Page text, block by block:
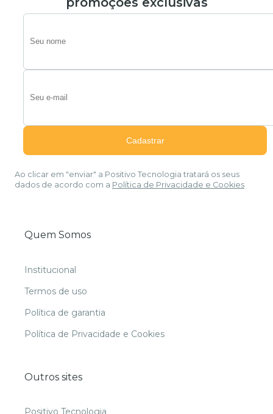
Ao clicar em "enviar" a Positivo Tecnologia tratará os seus
dados de acordo com a Política de Privacidade e Cookies
Quem Somos
Institucional
Termos de uso
Política de garantia
Política de Privacidade e Cookies
Outros sites
Positivo Tecnologia